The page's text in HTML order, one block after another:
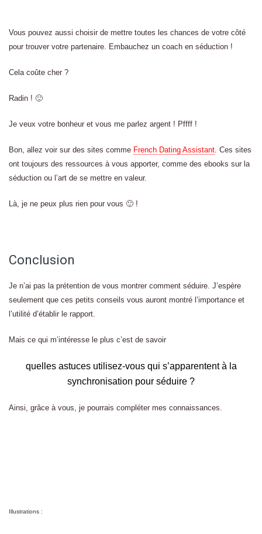
Vous pouvez aussi choisir de mettre toutes les chances de votre côté
pour trouver votre partenaire. Embauchez un coach en séduction !
Cela coûte cher ?
Radin ! 🙂
Je veux votre bonheur et vous me parlez argent ! Pffff !
Bon, allez voir sur des sites comme French Dating Assistant. Ces sites
ont toujours des ressources à vous apporter, comme des ebooks sur la
séduction ou l’art de se mettre en valeur.
Là, je ne peux plus rien pour vous 🙂 !
Conclusion
Je n’ai pas la prétention de vous montrer comment séduire. J’espère
seulement que ces petits conseils vous auront montré l’importance et
l’utilité d’établir le rapport.
Mais ce qui m’intéresse le plus c’est de savoir
quelles astuces utilisez-vous qui s’apparentent à la
synchronisation pour séduire ?
Ainsi, grâce à vous, je pourrais compléter mes connaissances.
Illustrations :